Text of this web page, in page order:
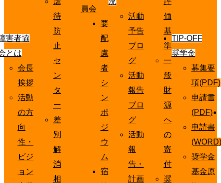
害者協
とは
会長
挨拶
活動
の方
向
性・
ビジ
ョン
待
防
止
セ
ン
タ
ー
差
別
解
消
相
員会
要
配
慮
者
シ
ン
ポ
ジ
ウ
ム
宿
活動
予告
ブロ
グ
活動
報告
ブロ
グ
活動
報
告・
計画
価
基
準
一
般
財
源
へ
の
寄
付
奨
TIP-OFF
奨学金
募集要
項(PDF)
申請書
(PDF)
申請書
(WORD)
奨学金
基金原